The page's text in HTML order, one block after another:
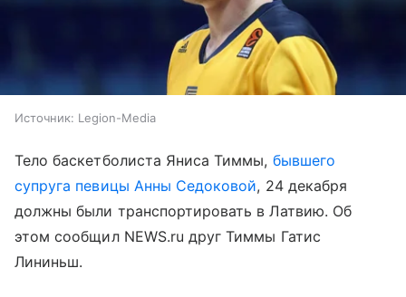
Источник: Legion-Media
Тело баскетболиста Яниса Тиммы, бывшего
супруга певицы Анны Седоковой, 24 декабря
должны были транспортировать в Латвию. Об
этом сообщил NEWS.ru друг Тиммы Гатис
Лининьш.